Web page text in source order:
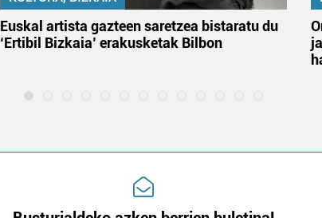
Euskal artista gazteen saretzea bistaratu du
‘Ertibil Bizkaia’ erakusketak Bilbon